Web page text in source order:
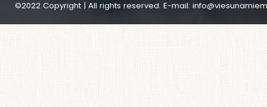
©2022 Copyright | All rights reserved. E-mail: